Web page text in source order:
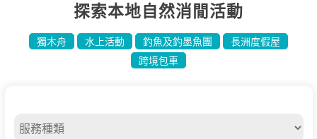
探索本地自然消閒活動
獨木舟 水上活動 釣魚及釣墨魚團
長洲度假屋
跨境包車